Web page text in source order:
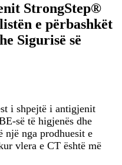
StrongStep®
e përbashkët
Sigurisë së
i shpejtë i antigjenit
së të higjenës dhe
një nga prodhuesit e
vlera e CT është më